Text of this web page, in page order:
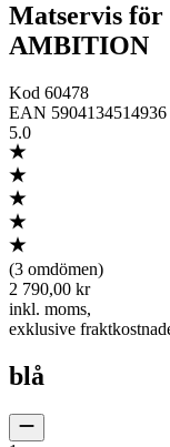
Matservis för
AMBITION
Kod 60478
EAN 5904134514936
5.0
(3 omdömen)
2 790,00 kr
inkl. moms,
exklusive
blå